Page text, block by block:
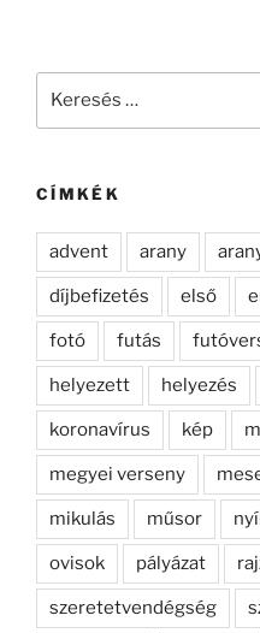
CÍMKÉK
advent arany
díjbefizetés első
fotó futás
helyezett helyezés
koronavírus kép
megyei verseny
mikulás műsor
ovisok pályázat
szeretetvendégség